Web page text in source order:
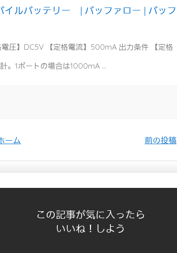
ルバッテリー | バッファロー | バッフ
圧】DC5V 【定格電流】500mA 出力条件 【定格
。1ポートの場合は1000mA ...
前の投稿
ーム
この記事が気に入ったら
いいね！しよう